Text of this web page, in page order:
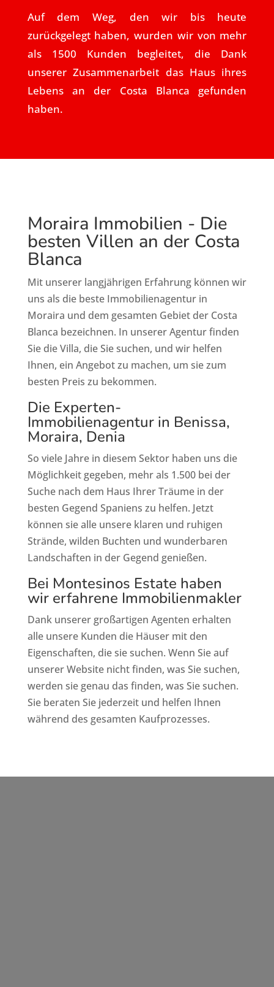
Auf dem Weg, den wir bis heute
zurückgelegt haben, wurden wir von mehr
als 1500 Kunden begleitet, die Dank
unserer Zusammenarbeit das Haus ihres
Lebens an der Costa Blanca gefunden
haben.
Moraira Immobilien - Die
besten Villen an der Costa
Blanca
Mit unserer langjährigen Erfahrung können wir
uns als die beste Immobilienagentur in
Moraira und dem gesamten Gebiet der Costa
Blanca bezeichnen. In unserer Agentur finden
Sie die Villa, die Sie suchen, und wir helfen
Ihnen, ein Angebot zu machen, um sie zum
besten Preis zu bekommen.
Die Experten-
Immobilienagentur in Benissa,
Moraira, Denia
So viele Jahre in diesem Sektor haben uns die
Möglichkeit gegeben, mehr als 1.500 bei der
Suche nach dem Haus Ihrer Träume in der
besten Gegend Spaniens zu helfen. Jetzt
können sie alle unsere klaren und ruhigen
Strände, wilden Buchten und wunderbaren
Landschaften in der Gegend genießen.
Bei Montesinos Estate haben
wir erfahrene Immobilienmakler
Dank unserer großartigen Agenten erhalten
alle unsere Kunden die Häuser mit den
Eigenschaften, die sie suchen. Wenn Sie auf
unserer Website nicht finden, was Sie suchen,
werden sie genau das finden, was Sie suchen.
Sie beraten Sie jederzeit und helfen Ihnen
während des gesamten Kaufprozesses.